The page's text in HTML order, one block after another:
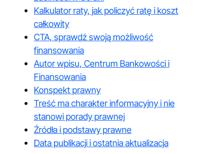
Kalkulator raty, jak policzyć ratę i koszt
całkowity
CTA, sprawdź swoją możliwość
finansowania
Autor wpisu, Centrum Bankowości i
Finansowania
Konspekt prawny
Treść ma charakter informacyjny i nie
stanowi porady prawnej
Źródła i podstawy prawne
Data publikacji i ostatnia aktualizacja